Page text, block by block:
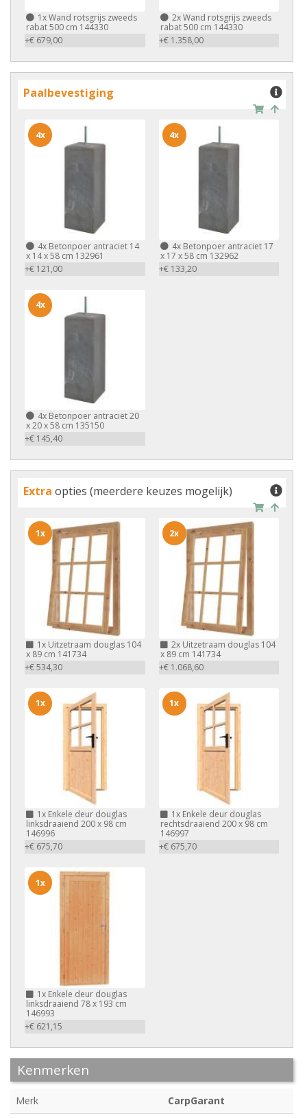
1xWand rotsgrijs zweeds
rabat 500 cm 144330
+€ 679,00
2xWand rotsgrijs zweeds
rabat 500 cm 144330
+€ 1.358,00
Paalbevestiging
4x Betonpoer antraciet 14
x 14 x 58 cm 132961
+€ 121,00
4x
4xBetonpoer antraciet 17
x 17 x 58 cm 132962
+€ 133,20
4x
4x Betonpoer antraciet 20
x 20 x 58 cm 135150
+€ 145,40
4x
Extra opties (meerdere keuzes mogelijk)
1x Uitzetraam douglas 104
x 89 cm 141734
+€ 534,30
1x
2xUitzetraam douglas 104
x 89 cm 141734
+€ 1.068,60
2x
1x Enkele deur douglas
linksdraaiend 200 x 98 cm
146996
+€ 675,70
1x
1xEnkele deur douglas
rechtsdraaiend 200 x 98 cm
146997
+€ 675,70
1x
1x Enkele deur douglas
linksdraaiend 78 x 193 cm
146993
+€ 621,15
1x
Kenmerken
Merk
CarpGarant